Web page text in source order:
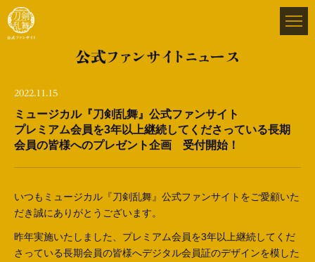
公式ファンサイトニュース
2022.11.15
ミュージカル『刀剣乱舞』公式ファンサイト
プレミアム会員を3年以上継続してくださっている長期
会員の皆様へのプレゼント企画 受付開始！
いつもミュージカル『刀剣乱舞』公式ファンサイトをご愛顧いた
だき誠にありがとうございます。
昨年実施いたしました、プレミアム会員を3年以上継続してくだ
さっている長期会員の皆様へデジタル会員証のデザインを模した